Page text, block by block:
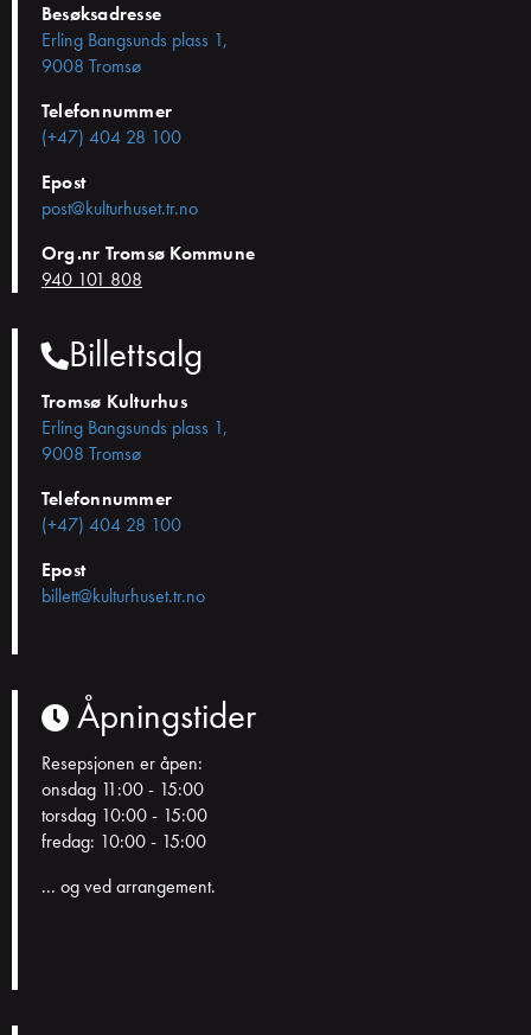
Besøksadresse
Erling Bangsunds plass 1,
9008 Tromsø
Telefonnummer
(+47) 404 28 100
Epost
post@kulturhuset.tr.no
Org.nr Tromsø Kommune
940 101 808
Billettsalg
Tromsø Kulturhus
Erling Bangsunds plass 1,
9008 Tromsø
Telefonnummer
(+47) 404 28 100
Epost
billett@kulturhuset.tr.no
Åpningstider
Resepsjonen er åpen:
onsdag 11:00 - 15:00
torsdag 10:00 - 15:00
fredag: 10:00 - 15:00
... og ved arrangement.